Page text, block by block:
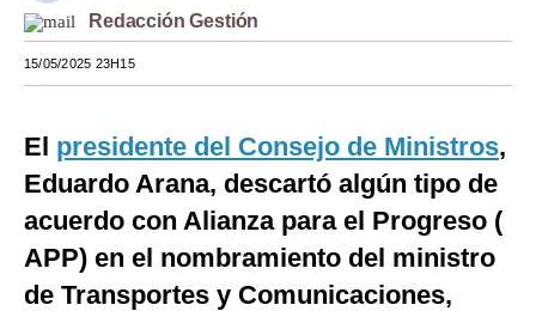
Estilos
Mundo
México
Internacional
Tecnología
Redacción Gestión
15/05/2025 23H15
El presidente del Consejo de Ministros,
Eduardo Arana, descartó algún tipo de
acuerdo con Alianza para el Progreso (
APP) en el nombramiento del ministro
de Transportes y Comunicaciones,